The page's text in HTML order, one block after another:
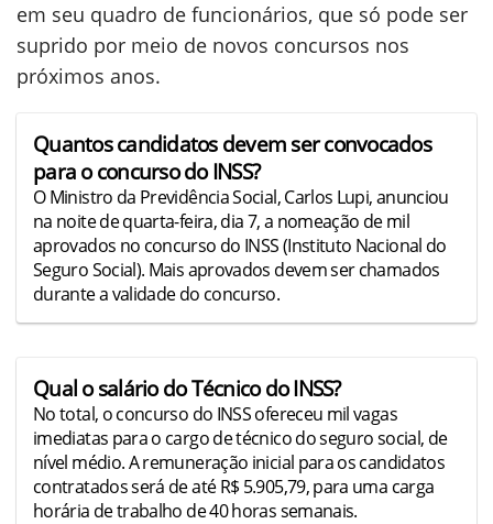
em seu quadro de funcionários, que só pode ser
suprido por meio de novos concursos nos
próximos anos.
Quantos candidatos devem ser convocados
para o concurso do INSS?
O Ministro da Previdência Social, Carlos Lupi, anunciou
na noite de quarta-feira, dia 7, a nomeação de mil
aprovados no concurso do INSS (Instituto Nacional do
Seguro Social). Mais aprovados devem ser chamados
durante a validade do concurso.
Qual o salário do Técnico do INSS?
No total, o concurso do INSS ofereceu mil vagas
imediatas para o cargo de técnico do seguro social, de
nível médio. A remuneração inicial para os candidatos
contratados será de até R$ 5.905,79, para uma carga
horária de trabalho de 40 horas semanais.